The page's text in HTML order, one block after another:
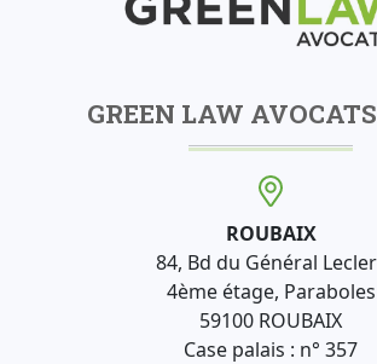
GREEN LAW
ROUBAIX
84, Bd du Général
4ème étage, Paraboles
59100 ROUBAIX
Case palais : n° 357